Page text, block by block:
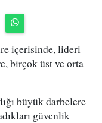
içerisinde, lideri
birçok üst ve orta
büyük darbelere
güvenlik